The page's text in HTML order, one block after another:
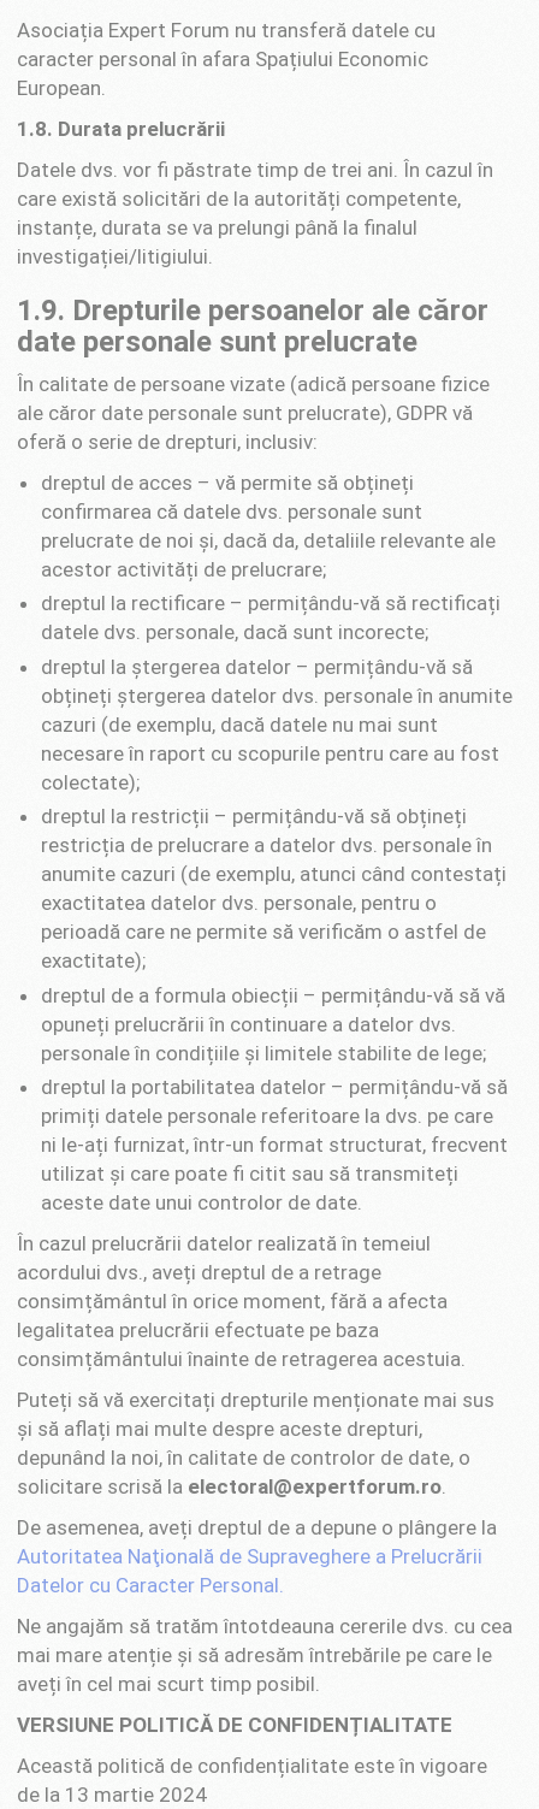
Asociația Expert Forum nu transferă datele cu
caracter personal în afara Spațiului Economic
European.
1 .8. Durata prelucrării
Datele dvs. vor fi păstrate timp de trei ani. În cazul în
care există solicitări de la autorități competente,
instanțe, durata se va prelungi până la finalul
investigației/litigiului.
1.9. Drepturile persoanelor ale căror
date personale sunt prelucrate
În calitate de persoane vizate (adică persoane fizice
ale căror date personale sunt prelucrate), GDPR vă
oferă o serie de drepturi, inclusiv:
dreptul de acces – vă permite să obțineți
confirmarea că datele dvs. personale sunt
prelucrate de noi și, dacă da, detaliile relevante ale
acestor activități de prelucrare;
dreptul la rectificare – permițându-vă să rectificați
datele dvs. personale, dacă sunt incorecte;
dreptul la ștergerea datelor – permițându-vă să
obțineți ștergerea datelor dvs. personale în anumite
cazuri (de exemplu, dacă datele nu mai sunt
necesare în raport cu scopurile pentru care au fost
colectate);
dreptul la restricții – permițându-vă să obțineți
restricția de prelucrare a datelor dvs. personale în
anumite cazuri (de exemplu, atunci când contestați
exactitatea datelor dvs. personale, pentru o
perioadă care ne permite să verificăm o astfel de
exactitate);
dreptul de a formula obiecții – permițându-vă să vă
opuneți prelucrării în continuare a datelor dvs.
personale în condițiile și limitele stabilite de lege;
dreptul la portabilitatea datelor – permițându-vă să
primiți datele personale referitoare la dvs. pe care
ni le-ați furnizat, într-un format structurat, frecvent
utilizat și care poate fi citit sau să transmiteți
aceste date unui controlor de date.
În cazul prelucrării datelor realizată în temeiul
acordului dvs., aveți dreptul de a retrage
consimțământul în orice moment, fără a afecta
legalitatea prelucrării efectuate pe baza
consimțământului înainte de retragerea acestuia.
Puteți să vă exercitați drepturile menționate mai sus
și să aflați mai multe despre aceste drepturi,
depunând la noi, în calitate de controlor de date, o
solicitare scrisă la electoral@expertforum.ro.
De asemenea, aveți dreptul de a depune o plângere la
Autoritatea Naţională de Supraveghere a Prelucrării
Datelor cu Caracter Personal.
Ne angajăm să tratăm întotdeauna cererile dvs. cu cea
mai mare atenție și să adresăm întrebările pe care le
aveți în cel mai scurt timp posibil.
VERSIUNE POLITICĂ DE CONFIDENȚIALITATE
Această politică de confidențialitate este în vigoare
de la 13 martie 2024